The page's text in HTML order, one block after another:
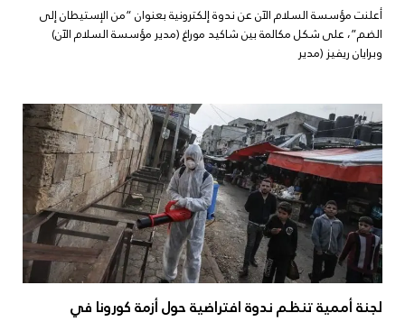
أعلنت مؤسسة السلام الآن عن ندوة إلكترونية بعنوان “من الإستيطان إلى
الضم”، على شكل مكالمة بين شاكيد موراغ (مدير مؤسسة السلام الآن)
وبرايان ريفيز (مدير
لجنة أممية تنظم ندوة افتراضية حول أزمة كورونا في